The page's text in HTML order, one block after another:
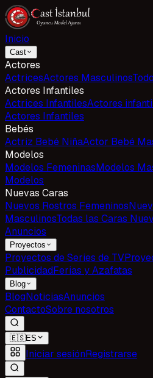
Inicio
Cast
Actores
ActricesActores Masculinos
Actores Infantiles
Actrices InfantilesActores
Actores Infantiles
Bebés
Actriz Bebé NiñaActor Bebé
Modelos
Modelos FemeninasModelos
Modelos
Nuevas Caras
Nuevos Rostros Femeninos
MasculinosTodas las Caras
Anuncios
Proyectos
Proyectos de Series de TV
PublicidadFerias y Azafatas
Blog
BlogNoticiasAnuncios
ContactoSobre nosotros
🇪🇸ES
Iniciar sesiónRegistrarse